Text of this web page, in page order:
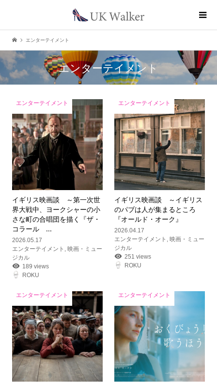
エンターテイメント
エンターテイメント
エンターテイメント
イギリス映画談 ～第一次世
界大戦中、ヨークシャーの小
さな町の合唱団を描く『ザ・
コラール ...
2026.05.17
エンターテイメント
映画・ミュー
ジカル
189 views
ROKU
エンターテイメント
イギリス映画談 ～イギリス
のパブは人が集まるところ
『オールド・オーク』
2026.04.17
エンターテイメント
,映画・ミュー
ジカル
251 views
ROKU
エンターテイメント エンターテイメント